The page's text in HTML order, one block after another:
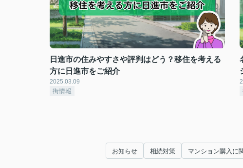
日進市の住みやすさや評判はどう？移住を考える
方に日進市をご紹介
2025.03.09
街情報
お知らせ 相続対策 マンション購入に